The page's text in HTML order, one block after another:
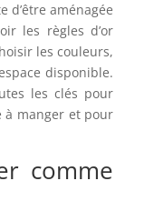
d’être aménagée
les règles d’or
les couleurs,
disponible.
les clés pour
à manger et pour
comme